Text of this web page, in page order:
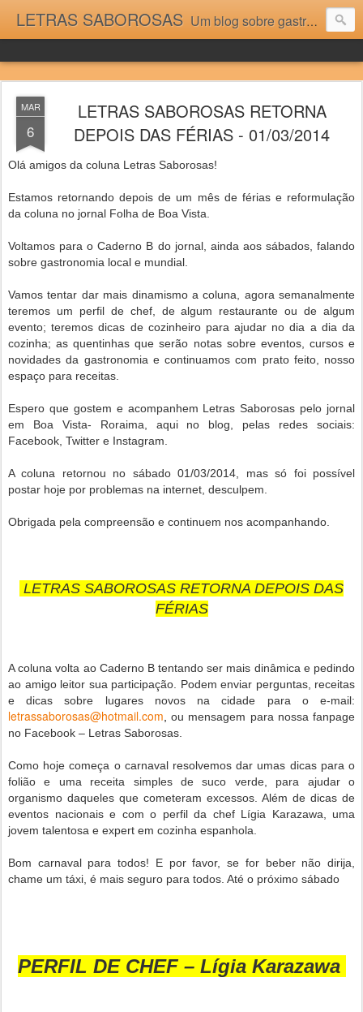
LETRAS SABOROSAS Um blog sobre gastronomia para as pessoas que gostam da boa cozinha. Dicas, receitas, notícias gastronômicas e viagens do Caburaí ao Chuí. Vou adorar tê-los na minha cozinha acima do Equador.
MAR
6
LETRAS SABOROSAS RETORNA
DEPOIS DAS FÉRIAS - 01/03/2014
Olá amigos da coluna Letras Saborosas!
Estamos retornando depois de um mês de férias e reformulação
da coluna no jornal Folha de Boa Vista.
Voltamos para o Caderno B do jornal, ainda aos sábados, falando
sobre gastronomia local e mundial.
Vamos tentar dar mais dinamismo a coluna, agora semanalmente
teremos um perfil de chef, de algum restaurante ou de algum
evento; teremos dicas de cozinheiro para ajudar no dia a dia da
cozinha; as quentinhas que serão notas sobre eventos, cursos e
novidades da gastronomia e continuamos com prato feito, nosso
espaço para receitas.
Espero que gostem e acompanhem Letras Saborosas pelo jornal
em Boa Vista- Roraima, aqui no blog, pelas redes sociais:
Facebook, Twitter e Instagram.
A coluna retornou no sábado 01/03/2014, mas só foi possível
postar hoje por problemas na internet, desculpem.
Obrigada pela compreensão e continuem nos acompanhando.
LETRAS SABOROSAS RETORNA DEPOIS DAS
FÉRIAS
A coluna volta ao Caderno B tentando ser mais dinâmica e pedindo
ao amigo leitor sua participação. Podem enviar perguntas, receitas
e dicas sobre lugares novos na cidade para o e-mail:
letrassaborosas@hotmail.com
ou mensagem para nossa fanpage
no Facebook – Letras Saborosas.
Como hoje começa o carnaval resolvemos dar umas dicas para o
folião e uma receita simples de suco verde, para ajudar o
organismo daqueles que cometeram excessos. Além de dicas de
eventos nacionais e com o perfil da chef Lígia Karazawa, uma
jovem talentosa e expert em cozinha espanhola.
Bom carnaval para todos! E por favor, se for beber não dirija,
chame um táxi, é mais seguro para todos. Até o próximo sábado
PERFIL DE CHEF – Lígia Karazawa